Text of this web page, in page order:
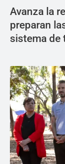
Avanza la
preparan
sistema de